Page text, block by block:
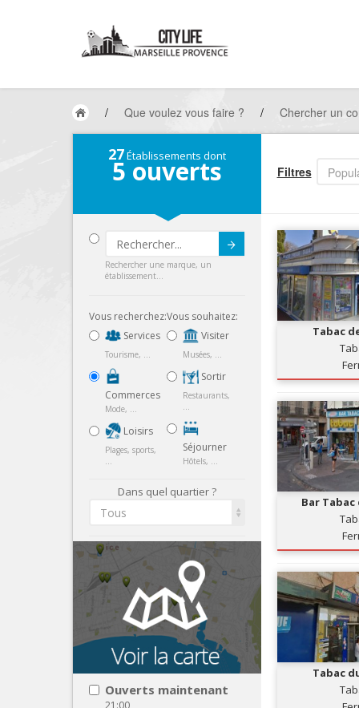
/ Que voulez vous faire ? / Chercher un
27Établissements dont
5 ouverts
Submit
Rechercher une marque, un
établissement...
Vous recherchez:
Services
Tourisme, ...
Commerces
Mode, ...
Loisirs
Plages, sports,
...
Vous souhaitez:
Visiter
Musées, ...
Sortir
Restaurants,
...
Séjourner
Hôtels, ...
Dans quel quartier ?
Tous
Ouverts maintenant
21:00
Filtres
Tabac
Bar Tabac
Tabac